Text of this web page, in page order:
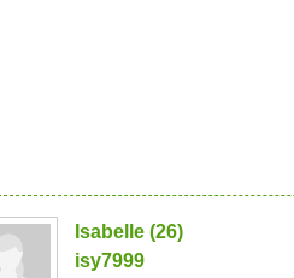
Isabelle (26)
isy7999